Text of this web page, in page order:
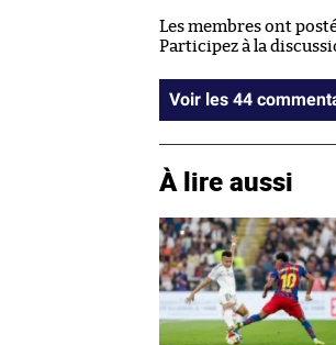
Les membres ont
Participez à la
Voir les 44
À lire aussi